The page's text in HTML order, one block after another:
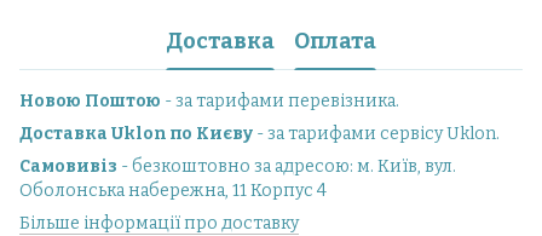
Доставка Оплата
Новою Поштою - за тарифами перевізника.
Доставка Uklon по Києву - за тарифами сервісу Uklon.
Самовивіз - безкоштовно за адресою: м. Київ, вул.
Оболонська набережна, 11 Корпус 4
Більше інформації про доставку